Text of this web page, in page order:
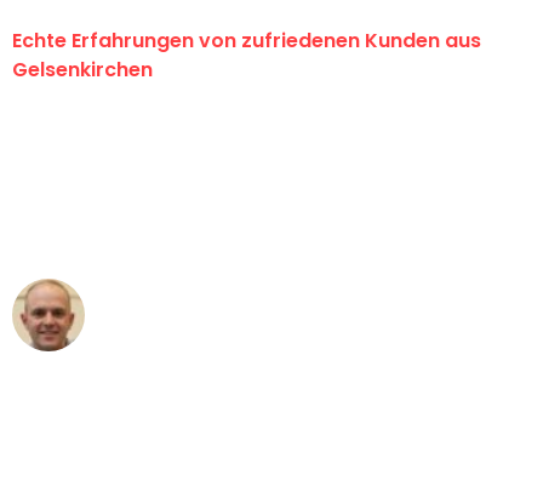
Echte Erfahrungen von zufriedenen Kunden aus
Gelsenkirchen